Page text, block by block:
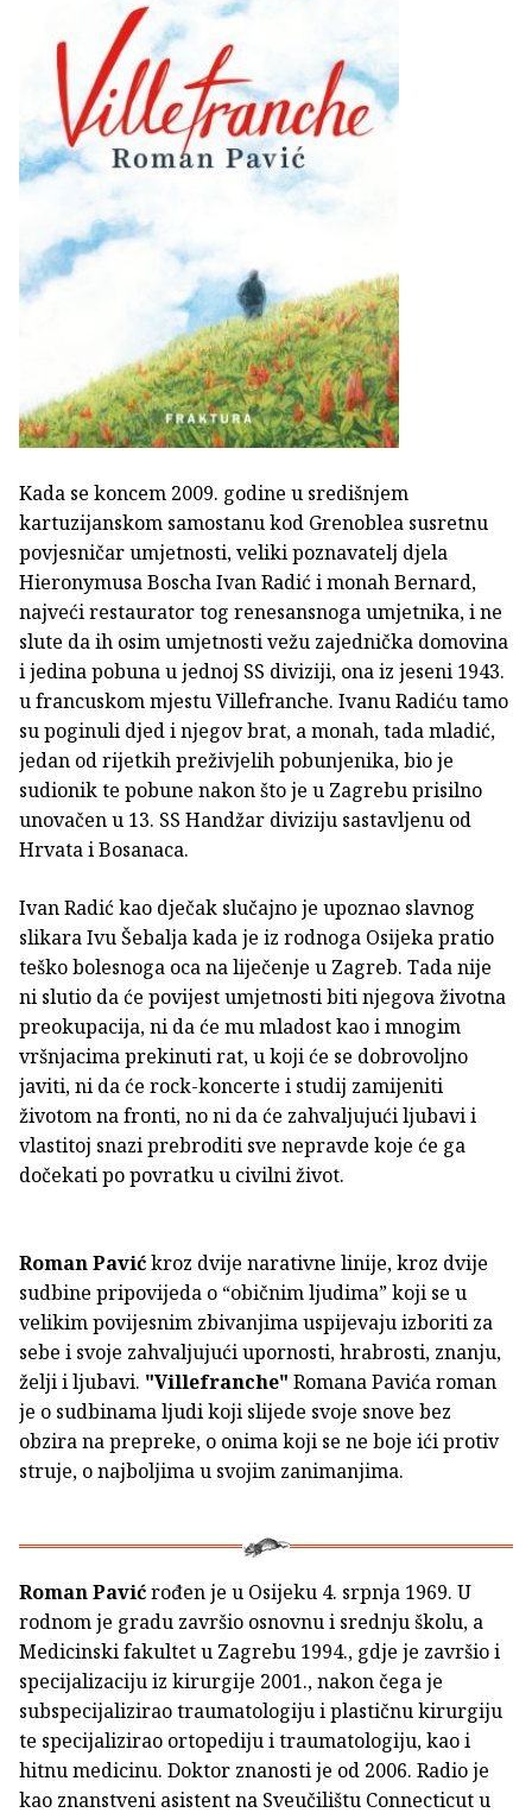
Kada se koncem 2009. godine u središnjem
kartuzijanskom samostanu kod Grenoblea susretnu
povjesničar umjetnosti, veliki poznavatelj djela
Hieronymusa Boscha Ivan Radić i monah Bernard,
najveći restaurator tog renesansnoga umjetnika, i ne
slute da ih osim umjetnosti vežu zajednička domovina
i jedina pobuna u jednoj SS diviziji, ona iz jeseni 1943.
u francuskom mjestu Villefranche. Ivanu Radiću tamo
su poginuli djed i njegov brat, a monah, tada mladić,
jedan od rijetkih preživjelih pobunjenika, bio je
sudionik te pobune nakon što je u Zagrebu prisilno
unovačen u 13. SS Handžar diviziju sastavljenu od
Hrvata i Bosanaca.
Ivan Radić kao dječak slučajno je upoznao slavnog
slikara Ivu Šebalja kada je iz rodnoga Osijeka pratio
teško bolesnoga oca na liječenje u Zagreb. Tada nije
ni slutio da će povijest umjetnosti biti njegova životna
preokupacija, ni da će mu mladost kao i mnogim
vršnjacima prekinuti rat, u koji će se dobrovoljno
javiti, ni da će rock-koncerte i studij zamijeniti
životom na fronti, no ni da će zahvaljujući ljubavi i
vlastitoj snazi prebroditi sve nepravde koje će ga
dočekati po povratku u civilni život.
Roman Pavićkroz dvije narativne linije, kroz dvije
sudbine pripovijeda o “običnim ljudima” koji se u
velikim povijesnim zbivanjima uspijevaju izboriti za
sebe i svoje zahvaljujući upornosti, hrabrosti, znanju,
želji i ljubavi. "Villefranche" Romana Pavića roman
je o sudbinama ljudi koji slijede svoje snove bez
obzira na prepreke, o onima koji se ne boje ići protiv
struje, o najboljima u svojim zanimanjima.
Roman Pavićrođen je u Osijeku 4. srpnja 1969. U
rodnom je gradu završio osnovnu i srednju školu, a
Medicinski fakultet u Zagrebu 1994., gdje je završio i
specijalizaciju iz kirurgije 2001., nakon čega je
subspecijalizirao traumatologiju i plastičnu kirurgiju
te specijalizirao ortopediju i traumatologiju, kao i
hitnu medicinu. Doktor znanosti je od 2006. Radio je
kao znanstveni asistent na Sveučilištu Connecticut u